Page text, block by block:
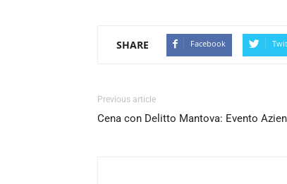
SHARE Facebook
Previous article
Cena con Delitto Mantova: Evento